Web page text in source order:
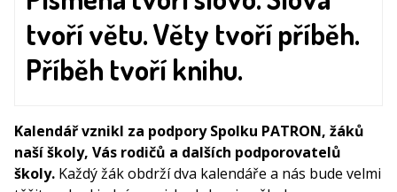
tvoří větu. Věty tvoří příběh.
Příběh tvoří knihu.
Kalendář vznikl za podpory Spolku PATRON, žáků
naší školy, Vás rodičů a dalších podporovatelů
školy. Každý žák obdrží dva kalendáře a nás bude velmi